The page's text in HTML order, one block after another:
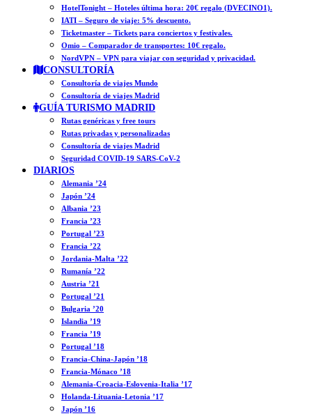
HotelTonight – Hoteles última hora: 20€ regalo (DVECINO1).
IATI – Seguro de viaje: 5% descuento.
Ticketmaster – Tickets para conciertos y festivales.
Omio – Comparador de transportes: 10€ regalo.
NordVPN – VPN para viajar con seguridad y privacidad.
CONSULTORÍA
Consultoría de viajes Mundo
Consultoría de viajes Madrid
GUÍA TURISMO MADRID
Rutas genéricas y free tours
Rutas privadas y personalizadas
Consultoría de viajes Madrid
Seguridad COVID-19 SARS-CoV-2
DIARIOS
Alemania ’24
Japón ’24
Albania ’23
Francia ’23
Portugal ’23
Francia ’22
Jordania-Malta ’22
Rumanía ’22
Austria ’21
Portugal ’21
Bulgaria ’20
Islandia ’19
Francia ’19
Portugal ’18
Francia-China-Japón ’18
Francia-Mónaco ’18
Alemania-Croacia-Eslovenia-Italia ’17
Holanda-Lituania-Letonia ’17
Japón ’16